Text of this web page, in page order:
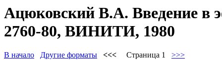
Ацюковский В.А. Введение в
2760-80, ВИНИТИ, 1980
В начало Другие форматы <<< Страница 1 >>>